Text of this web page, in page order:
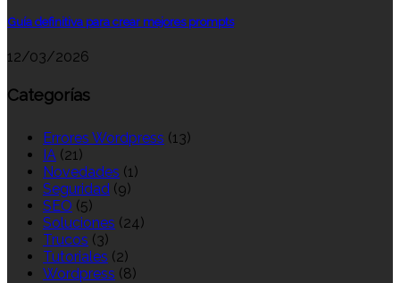
Guía definitiva para crear mejores prompts
12/03/2026
Categorías
Errores Wordpress (13)
IA (21)
Novedades (1)
Seguridad (9)
SEO (5)
Soluciones (24)
Trucos (3)
Tutoriales (2)
Wordpress (8)